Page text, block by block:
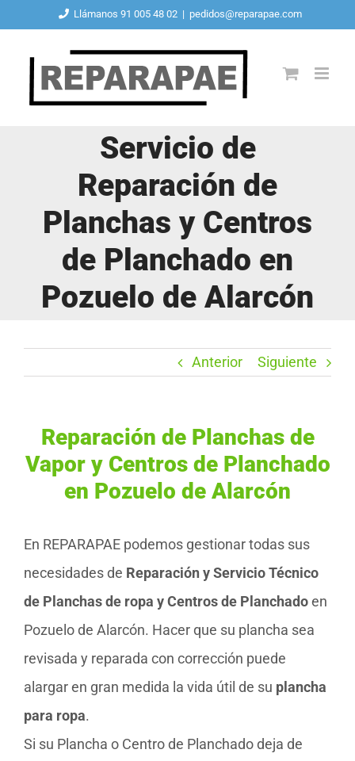
contenido
Llámanos 91 005 48 02 | pedidos@reparapae.com
Servicio de
Reparación de
Planchas y Centros
de Planchado en
Pozuelo de Alarcón
Anterior Siguiente
Reparación de Planchas de
Vapor y Centros de Planchado
en Pozuelo de Alarcón
En REPARAPAE podemos gestionar todas sus
necesidades de Reparación y Servicio Técnico
de Planchas de ropa y Centros de Planchadoen
Pozuelo de Alarcón. Hacer que su plancha sea
revisada y reparada con corrección puede
alargar en gran medida la vida útil de su plancha
para ropa.
Si su Plancha o Centro de Planchado deja de